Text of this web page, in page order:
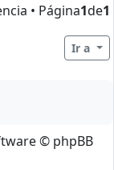
• Página1de1
Ir a
© phpBB